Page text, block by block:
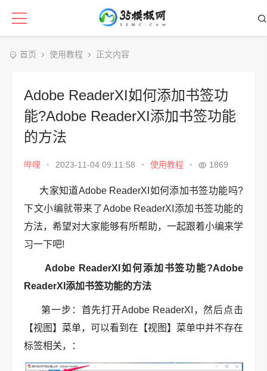
首页 使用教程 正文内容
Adobe ReaderXI如何添加书签功
能?Adobe ReaderXI添加书签功能
的方法
哔哩 • 2023-11-04 09:11:58 • 使用教程 • 1869
大家知道Adobe ReaderXI如何添加书签功能吗?
下文小编就带来了Adobe ReaderXI添加书签功能的
方法，希望对大家能够有所帮助，一起跟着小编来学
习一下吧!
Adobe ReaderXI如何添加书签功能?Adobe
ReaderXI添加书签功能的方法
第一步：首先打开Adobe ReaderXI，然后点击
【视图】菜单，可以看到在【视图】菜单中并不存在
标签相关，：